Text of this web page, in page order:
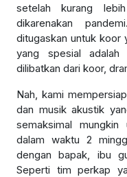
setelah kurang
dikarenakan
ditugaskan untuk koor
yang spesial adalah
dilibatkan dari koor,
Nah, kami
dan musik akustik
semaksimal
dalam waktu 2
dengan bapak, ibu
Seperti tim perkap